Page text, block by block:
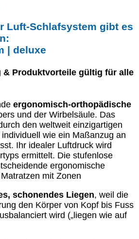
Luft-Schlafsystem gibt es
| deluxe
& Produktvorteile gültig für alle
ergonomisch-orthopädische
und der Wirbelsäule. Das
den weltweit einzigartigen
wie ein Maßanzug an
Ihr idealer Luftdruck wird
ermittelt. Die stufenlose
ergonomische
mit Zonen
schonendes Liegen, weil die
den Körper von Kopf bis Fuss
wird („liegen wie auf